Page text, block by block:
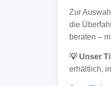
Zur
die
beraten –
💡 Unser
erhältlich,